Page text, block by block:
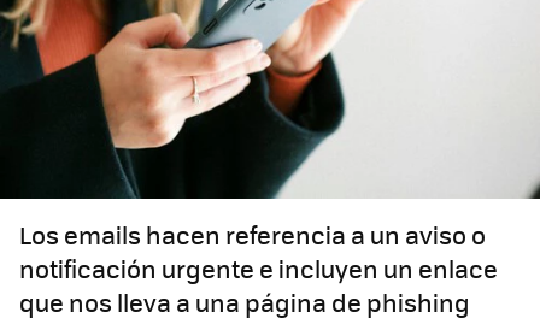
Los emails hacen referencia a un aviso o
notificación urgente e incluyen un enlace
que nos lleva a una página de phishing